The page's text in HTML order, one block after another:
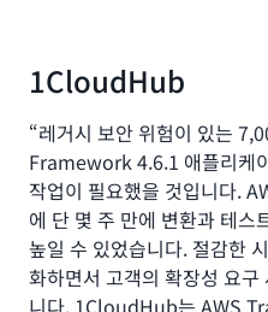
1CloudHub
“레거시 보안 위험이 있는
Framework 4.6.1 애플리케
작업이 필요했을 것입니다.
에 단 몇 주 만에 변환과 테
높일 수 있었습니다. 절감한
화하면서 고객의 확장성 요